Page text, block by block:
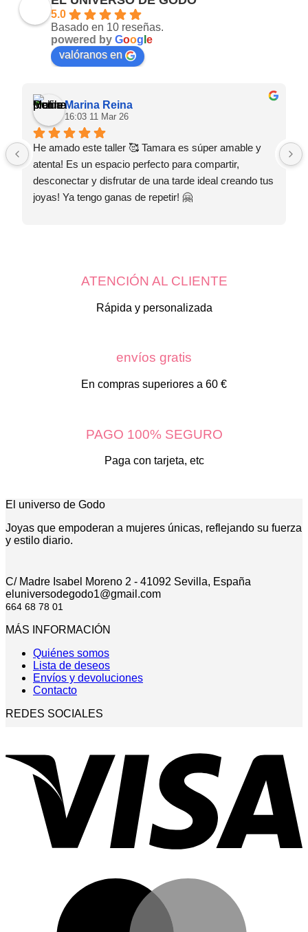
5.0
Basado en 10 reseñas.
powered by Goog e
valóranos en
Marina Reina
16:03 11 Mar 26
He amado este taller 🥰 Tamara es súper amable y
atenta! Es un espacio perfecto para compartir,
desconectar y disfrutar de una tarde ideal creando tus
joyas! Ya tengo ganas de repetir! 🤗
ATENCIÓN AL CLIENTE
Rápida y personalizada
envíos gratis
En compras superiores a 60 €
PAGO 100% SEGURO
Paga con tarjeta, etc
El universo de Godo
Joyas que empoderan a mujeres únicas, reflejando su fuerza
y estilo diario.
C/ Madre Isabel Moreno 2 - 41092 Sevilla, España
eluniversodegodo1@gmail.com
664 68 78 01
MÁS INFORMACIÓN
Quiénes somos
Lista de deseos
Envíos y devoluciones
Contacto
REDES SOCIALES